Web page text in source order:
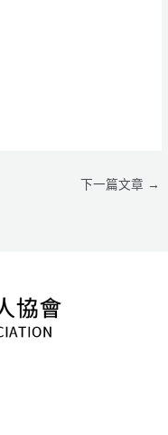
下一篇文章 →